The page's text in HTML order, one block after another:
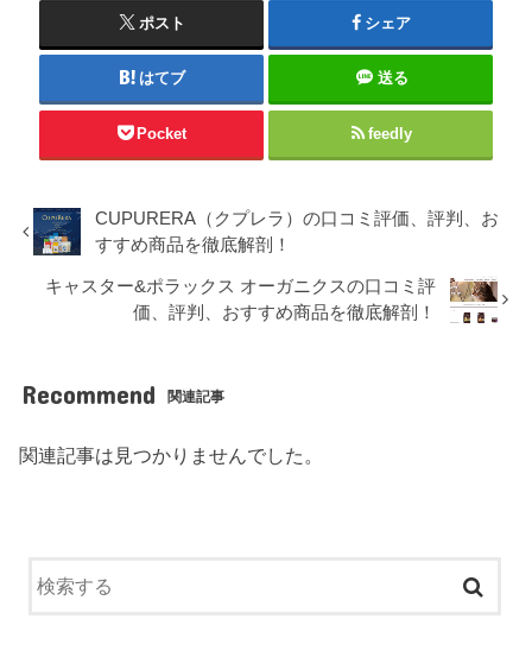
ポスト シェア
はてブ 送る
Pocket feedly
CUPURERA（クプレラ）の口コミ評価、評判、お
すすめ商品を徹底解剖！
キャスター&ポラックス オーガニクスの口コミ評
価、評判、おすすめ商品を徹底解剖！
Recommend 関連記事
関連記事は見つかりませんでした。